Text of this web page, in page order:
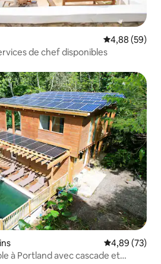
Évaluation
4,88 (59)
de chef disponibles
Évaluation
4,89 (73)
à Portland avec cascade et